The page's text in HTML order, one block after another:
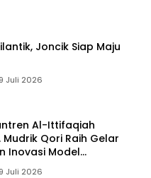
Joncik Siap Maju
Juli 2026
Al-Ittifaqiah
Mudrik Qori Raih Gelar
Inovasi Model
Al-Qur’an di UMM
Juli 2026